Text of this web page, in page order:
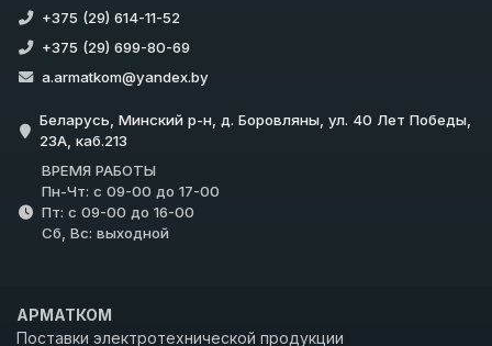
+375 (29) 614-11-52
+375 (29) 699-80-69
a.armatkom@yandex.by
Беларусь, Минский р-н, д. Боровляны, ул. 40 Лет Победы,
23А, каб.213
ВРЕМЯ РАБОТЫ
Пн-Чт: с 09-00 до 17-00
Пт: с 09-00 до 16-00
Сб, Вс: выходной
АРМАТКОМ
Поставки электротехнической продукции